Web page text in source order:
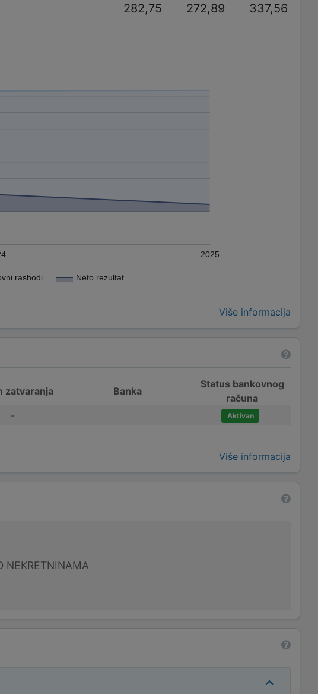
282,75 272,89 337,56
rashodi Neto rezultat
2025
Više informacija
zatvaranja Banka
Status bankovnog
računa
- Aktivan
Više informacija
NEKRETNINAMA